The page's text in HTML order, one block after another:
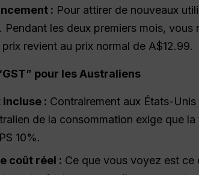
: Pour attirer de nouveaux
Pendant les deux premiers mois, vous
revient au prix normal de A$12.99.
pour les Australiens
incluse : Contrairement aux États-
de la consommation exige que
10%.
coût réel : Ce que vous voyez est ce